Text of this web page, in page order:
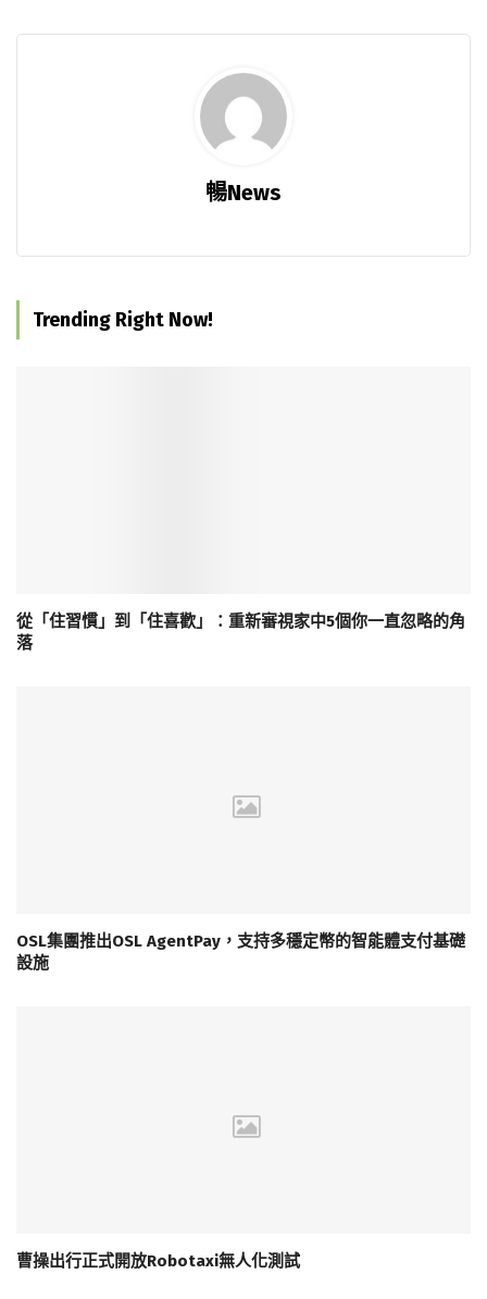
暢News
Trending Right Now!
從「住習慣」到「住喜歡」：重新審視家中5個你一直忽略的角
落
OSL集團推出OSL AgentPay，支持多穩定幣的智能體支付基礎
設施
曹操出行正式開放Robotaxi無人化測試